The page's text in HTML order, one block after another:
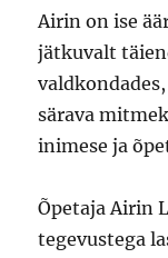
Airin on ise
jätkuvalt
särava
inimese ja
Õpetaja Airin
tegevustega